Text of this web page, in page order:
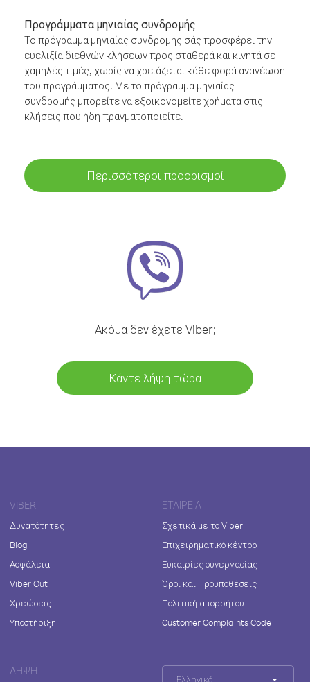
Προγράμματα μηνιαίας συνδρομής
Το πρόγραμμα μηνιαίας συνδρομής σάς προσφέρει την
ευελιξία διεθνών κλήσεων προς σταθερά και κινητά σε
χαμηλές τιμές, χωρίς να χρειάζεται κάθε φορά ανανέωση
του προγράμματος. Με το πρόγραμμα μηνιαίας
συνδρομής μπορείτε να εξοικονομείτε χρήματα στις
κλήσεις που ήδη πραγματοποιείτε.
Περισσότεροι προορισμοί
Ακόμα δεν έχετε Viber;
Κάντε λήψη τώρα
VIBER
Δυνατότητες
Blog
Ασφάλεια
Viber Out
Χρεώσεις
Υποστήριξη
ΕΤΑΙΡΕΊΑ
Σχετικά με το Viber
Επιχειρηματικό κέντρο
Ευκαιρίες συνεργασίας
Όροι και Προϋποθέσεις
Πολιτική απορρήτου
Customer Complaints Code
ΛΉΨΗ
Ελληνικά